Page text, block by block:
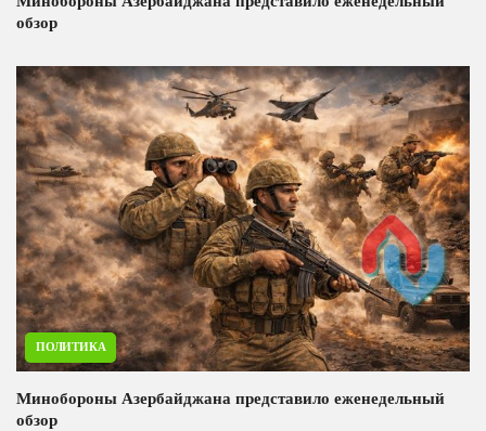
обзор
ПОЛИТИКА
Минобороны Азербайджана представило еженедельный
обзор